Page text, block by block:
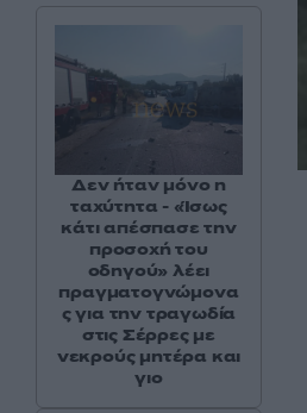
Δεν ήταν μόνο η
ταχύτητα - «Ίσως
κάτι απέσπασε την
προσοχή του
οδηγού» λέει
πραγματογνώμονα
ς για την τραγωδία
στις Σέρρες με
νεκρούς μητέρα και
γιο